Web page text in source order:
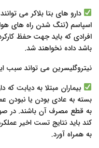
دارو های بتا بلاکر می
اسپاسم (تنگ شدن راه های
افرادی که باید جهت حفظ
باشد داده نخواهند شد.
نیتروگلیسرین می تواند سبب
بیماران مبتلا به دیابت
بسته به عادی بودن یا نبودن
به قطع مصرف آن باشند. در
کند باید نتایج تست اخیر
به همراه آورد.